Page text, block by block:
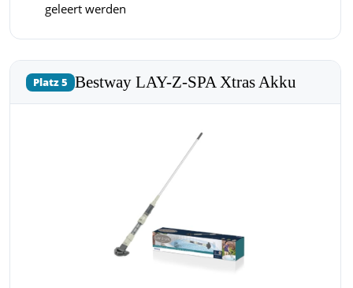
geleert werden
Platz 5 Bestway LAY-Z-SPA Xtras Akku